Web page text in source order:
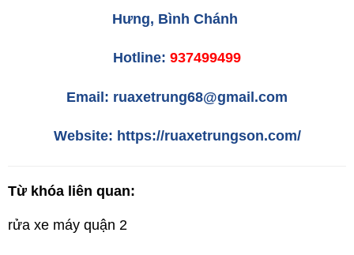
Hưng, Bình Chánh
Hotline: 937499499
Email: ruaxetrung68@gmail.com
Website: https://ruaxetrungson.com/
Từ khóa liên quan:
rửa xe máy quận 2